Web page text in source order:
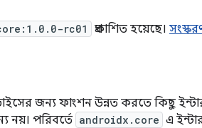
rc01 প্রকাশিত হয়েছে।
জন্য ফাংশন উন্নত করতে কিছু
নয়। পরিবর্তে androidx.core এ